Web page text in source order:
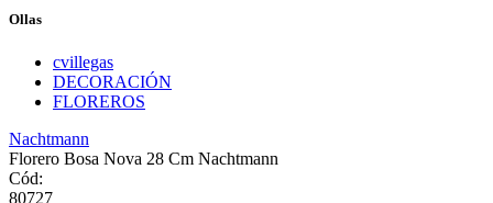
Ollas
cvillegas
DECORACIÓN
FLOREROS
Nachtmann
Florero Bosa Nova 28 Cm Nachtmann
Cód:
80727